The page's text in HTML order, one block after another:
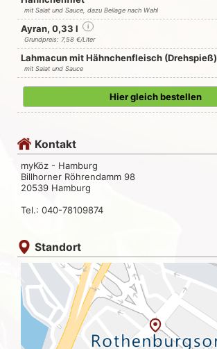
mit Salat und Sauce, dazu Beilage nach Wahl
Ayran, 0,33 l i
Grundpreis: 7,58 €/Liter
Lahmacun mit Hähnchenfleisch (Drehspieß)
mit Salat und Sauce
Hier gleich bestellen
Kontakt
myKöz - Hamburg
Billhorner Röhrendamm 98
20539 Hamburg
Tel.: 040-78109874
Standort